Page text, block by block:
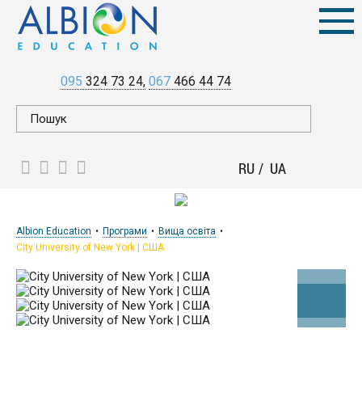
095 324 73 24 067 466 44 74
RU UA
Albion Education Програми
Вища освіта
City University of New York | США